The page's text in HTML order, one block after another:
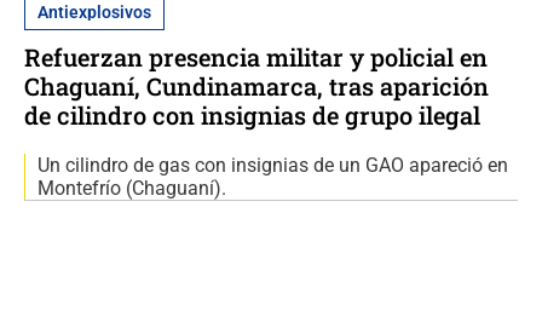
Antiexplosivos
Refuerzan presencia militar y policial en
Chaguaní, Cundinamarca, tras aparición
de cilindro con insignias de grupo ilegal
Un cilindro de gas con insignias de un GAO apareció en
Montefrío (Chaguaní).